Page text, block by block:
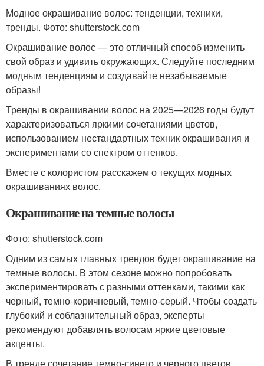
Модное окрашивание волос: тенденции, техники,
тренды. Фото: shutterstock.com
Окрашивание волос — это отличный способ изменить
свой образ и удивить окружающих. Следуйте последним
модным тенденциям и создавайте незабываемые
образы!
Тренды в окрашивании волос на 2025—2026 годы будут
характеризоваться яркими сочетаниями цветов,
использованием нестандартных техник окрашивания и
экспериментами со спектром оттенков.
Вместе с колористом расскажем о текущих модных
окрашиваниях волос.
Окрашивание на темные волосы
Фото: shutterstock.com
Одним из самых главных трендов будет окрашивание на
темные волосы. В этом сезоне можно попробовать
экспериментировать с разными оттенками, такими как
черный, темно-коричневый, темно-серый. Чтобы создать
глубокий и соблазнительный образ, эксперты
рекомендуют добавлять волосам яркие цветовые
акценты.
В тренде сочетание темно-синего и черного цветов,